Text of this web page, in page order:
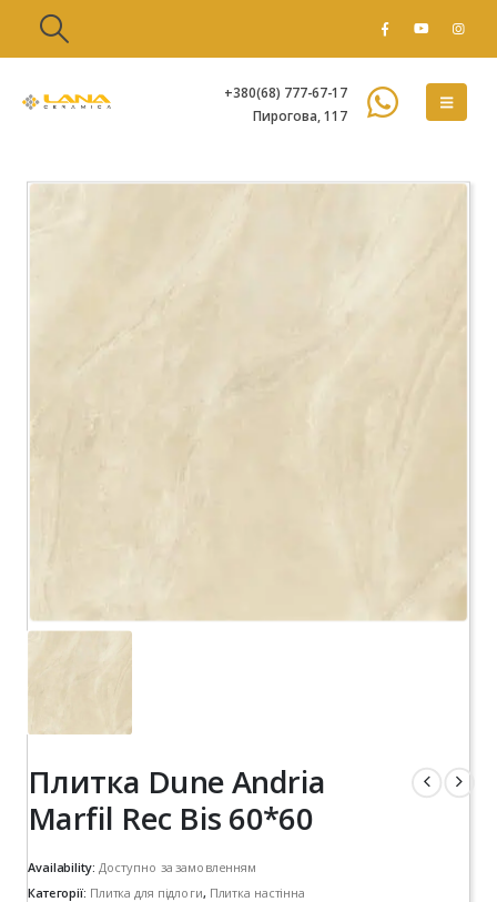
+380(68) 777-67-17
Пирогова, 117
Плитка Dune Andria
Marfil Rec Bis 60*60
Availability: Доступно за замовленням
Категорії: Плитка для підлоги, Плитка настінна